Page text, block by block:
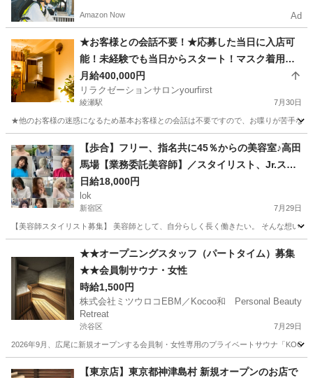
う！
Amazon Now Ad
★お客様との会話不要！★応募した当日に入店可
能！未経験でも当日からスタート！マスク着用必
須で安心！
月給400,000円
リラクゼーションサロンyourfirst
綾瀬駅 7月30日
★他のお客様の迷惑になるため基本お客様との会話は不要ですので、お喋りが苦手
綾瀬駅 リラクゼーション スタッフ
【歩合】フリー、指名共に45％からの美容室♪高田
馬場【業務委託美容師】／スタイリスト、Jr.スタ
イリスト募集
日給18,000円
lok
新宿区 7月29日
【美容師スタイリスト募集】 美容師として、自分らしく長く働きたい。 そんな想い
美容師 美容室
★★オープニングスタッフ（パートタイム）募集
★★会員制サウナ・女性
時給1,500円
株式会社ミツウロコEBM／Kocoo和 Personal Beauty
Retreat
渋谷区 7月29日
2026年9月、広尾に新規オープンする会員制・女性専用のプライベートサウナ「
その他 オープニング
【東京店】東京都神津島村 新規オープンのお店で